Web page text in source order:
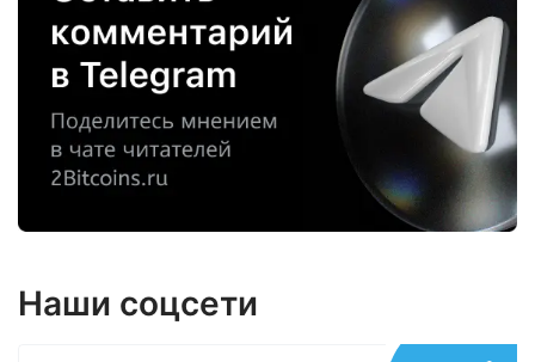
Наши соцсети